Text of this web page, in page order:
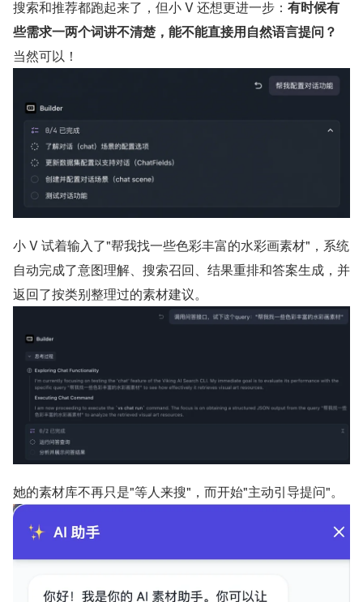
搜索和推荐都跑起来了，但小 V 还想更进一步： 有时候有
些需求一两个词讲不清楚，能不能直接用自然语言提问？
当然可以！
小 V 试着输入了"帮我找一些色彩丰富的水彩画素材"，系统
自动完成了意图理解、搜索召回、结果重排和答案生成，并
返回了按类别整理过的素材建议。
她的素材库不再只是"等人来搜"，而开始"主动引导提问"。